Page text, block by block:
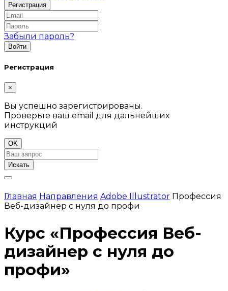
Забыли пароль?
Регистрация
×
Вы успешно зарегистрированы.
Проверьте ваш email для дальнейших
инструкций
OK
Искать
Главная Направления Adobe Illustrator Профессия
Веб-дизайнер с нуля до профи
Курс «Профессия Веб-
дизайнер с нуля до
профи»